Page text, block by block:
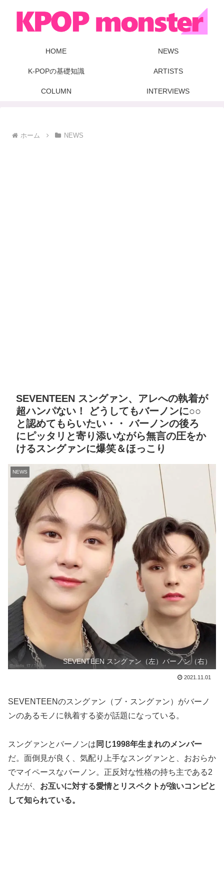
HOME NEWS
K-POPの基礎知識 ARTISTS
COLUMN INTERVIEWS
ホーム NEWS
SEVENTEEN スングァン、アレへの執着が
超ハンパない！ どうしてもバーノンに○○
と認めてもらいたい・・ バーノンの後ろ
にピッタリと寄り添いながら無言の圧をか
けるスングァンに爆笑＆ほっこり
NEWS
SEVENTEEN スングァン（左）バーノン（右）
2021.11.01
SEVENTEENのスングァン（ブ・スングァン）がバーノ
ンのあるモノに執着する姿が話題になっている。
スングァンとバーノンは 同じ1998年生まれのメンバー
だ。面倒見が良く、気配り上手なスングァンと、おおらか
でマイペースなバーノン。正反対な性格の持ち主である2
人だが、 お互いに対する愛情とリスペクトが強いコンビと
して知られている。